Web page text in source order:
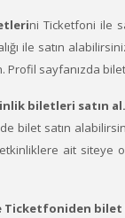
ni Ticketfoni ile
ile satın
sayfanızda
biletleri satın al.
bilet satın
ait siteye
Ticketfoniden bilet